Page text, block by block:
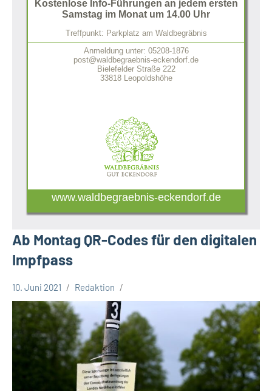
Kostenlose Info-Führungen an jedem ersten
Samstag im Monat um 14.00 Uhr
Treffpunkt: Parkplatz am Waldbegräbnis
Anmeldung unter: 05208-1876
post@waldbegraebnis-eckendorf.de
Bielefelder Straße 222
33818 Leopoldshöhe
www.waldbegraebnis-eckendorf.de
Ab Montag QR-Codes für den digitalen
Impfpass
Themen
10. Juni 2021 Redaktion